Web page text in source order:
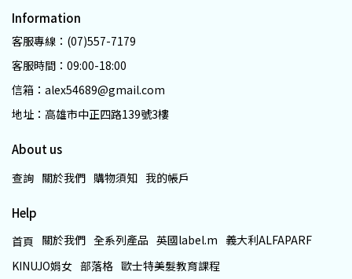
Information
客服專線：(07)557-7179
客服時間：09:00-18:00
信箱：alex54689@gmail.com
地址：高雄市中正四路139號3樓
About us
查詢 關於我們 購物須知 我的帳戶
Help
首頁 關於我們 全系列產品 英國label.m 義大利ALFAPARF
KINUJO娟女 部落格 歐士特美髮教育課程